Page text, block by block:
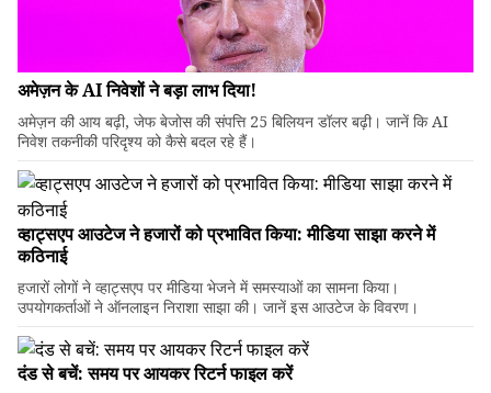
अमेज़न के AI निवेशों ने बड़ा लाभ दिया!
अमेज़न की आय बढ़ी, जेफ बेजोस की संपत्ति 25 बिलियन डॉलर बढ़ी। जानें कि AI
निवेश तकनीकी परिदृश्य को कैसे बदल रहे हैं।
व्हाट्सएप आउटेज ने हजारों को प्रभावित किया: मीडिया साझा करने में
कठिनाई
हजारों लोगों ने व्हाट्सएप पर मीडिया भेजने में समस्याओं का सामना किया।
उपयोगकर्ताओं ने ऑनलाइन निराशा साझा की। जानें इस आउटेज के विवरण।
दंड से बचें: समय पर आयकर रिटर्न फाइल करें